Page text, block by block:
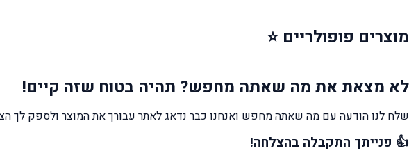
מוצרים פופולריים ⭐
לא מצאת את מה שאתה מחפש? תהיה בטוח שזה קיים!
שלח לנו הודעה עם מה שאתה מחפש ואנחנו כבר נדאג לאתר עבורך את המוצר ולספק לך
👍 פנייתך התקבלה בהצלחה!